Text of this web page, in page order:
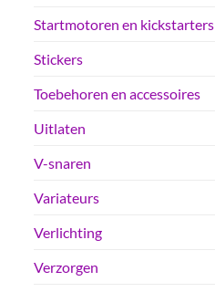
Startmotoren en kickstarters
Stickers
Toebehoren en accessoires
Uitlaten
V-snaren
Variateurs
Verlichting
Verzorgen